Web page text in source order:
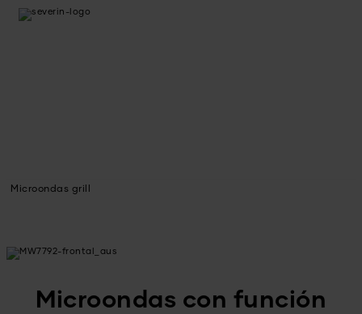
Microondas grill
Microondas con función